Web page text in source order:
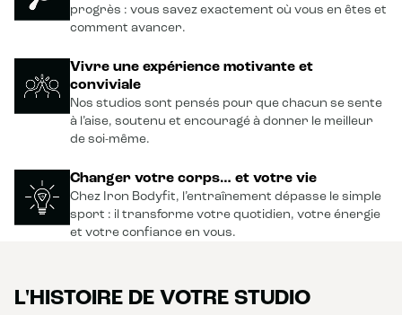
progrès : vous savez exactement où vous en êtes et
comment avancer.
Vivre une expérience motivante et
conviviale
Nos studios sont pensés pour que chacun se sente
à l’aise, soutenu et encouragé à donner le meilleur
de soi-même.
Changer votre corps… et votre vie
Chez Iron Bodyfit, l’entraînement dépasse le simple
sport : il transforme votre quotidien, votre énergie
et votre confiance en vous.
L'HISTOIRE DE VOTRE STUDIO